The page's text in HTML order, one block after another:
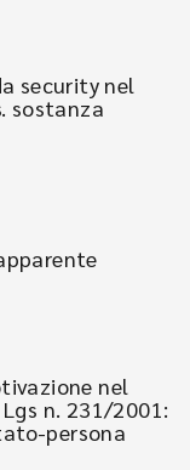
security nel
sostanza
nel
n. 231/2001:
persona